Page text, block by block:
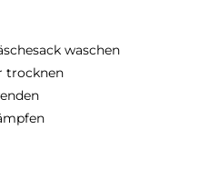
waschen
trocknen